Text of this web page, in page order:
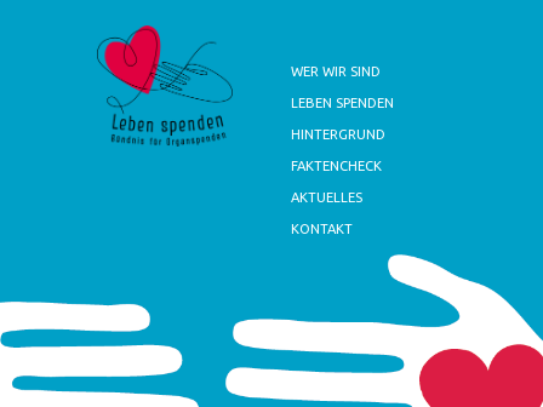
WER WIR SIND
LEBEN SPENDEN
HINTERGRUND
FAKTENCHECK
AKTUELLES
KONTAKT